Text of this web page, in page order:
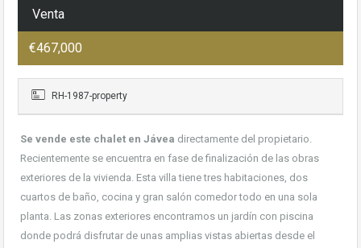
Venta
€467,000
RH-1987-property
Se vende este chalet en Jávea directamente del propietario.
Recientemente se encuentra en fase de finalización de las obras
exteriores de la vivienda. Esta villa tiene tres habitaciones, dos
cuartos de baño, cocina y gran salón comedor todo en una sola
planta. Las zonas exteriores encontramos un jardín con piscina
donde podrá disfrutar de unas amplias vistas abiertas desde el